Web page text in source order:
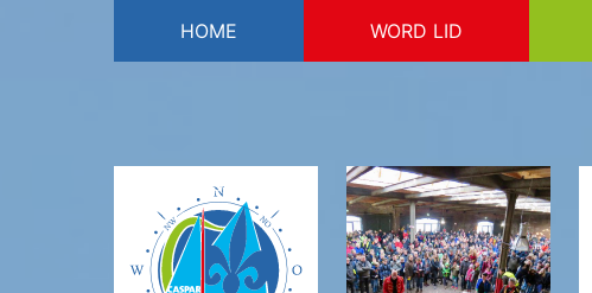
HOME WORD LID
logo